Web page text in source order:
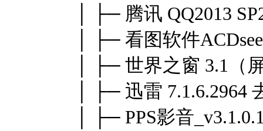
│ ├─ 腾讯 QQ2013
│ ├─ 看图软件
│ ├─ 世界之窗 3.1（
│ ├─ 迅雷 7.1.6.2964
│ ├─ PPS影音